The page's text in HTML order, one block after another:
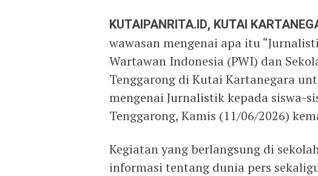
KUTAIPANRITA.ID, KUTAI
wawasan mengenai apa itu
Wartawan Indonesia (PWI) dan
Tenggarong di Kutai Kartanegara
mengenai Jurnalistik kepada siswa-
Tenggarong, Kamis (11/06/2026)
Kegiatan yang berlangsung di
informasi tentang dunia pers